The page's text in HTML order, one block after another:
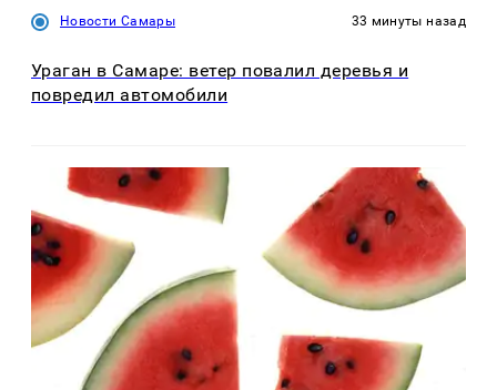
Новости Самары 33 минуты назад
Ураган в Самаре: ветер повалил деревья и
повредил автомобили